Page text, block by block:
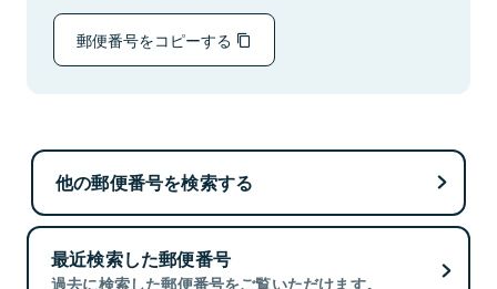
郵便番号をコピーする
他の郵便番号を検索する
最近検索した郵便番号
過去に検索した郵便番号をご覧いただけます。